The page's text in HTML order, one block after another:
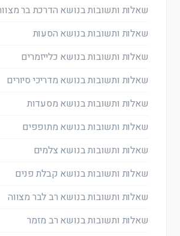
שאלות ותשובות בנושא הדרכת בר מצווה
שאלות ותשובות בנושא הסעות
שאלות ותשובות בנושא כלייזמרים
שאלות ותשובות בנושא מדריכי סיורים
שאלות ותשובות בנושא מסעדות
שאלות ותשובות בנושא מתופפים
שאלות ותשובות בנושא צלמים
שאלות ותשובות בנושא קבלת פנים
שאלות ותשובות בנושא רב לבר מצווה
שאלות ותשובות בנושא רב מזמר